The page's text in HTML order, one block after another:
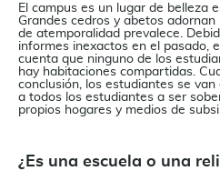
El campus es un lugar de belleza
Grandes cedros y abetos
de atemporalidad prevalece.
informes inexactos en el pasado,
cuenta que ninguno de los
hay habitaciones compartidas.
conclusión, los estudiantes se
a todos los estudiantes a ser
propios hogares y medios de
¿Es una escuela o una